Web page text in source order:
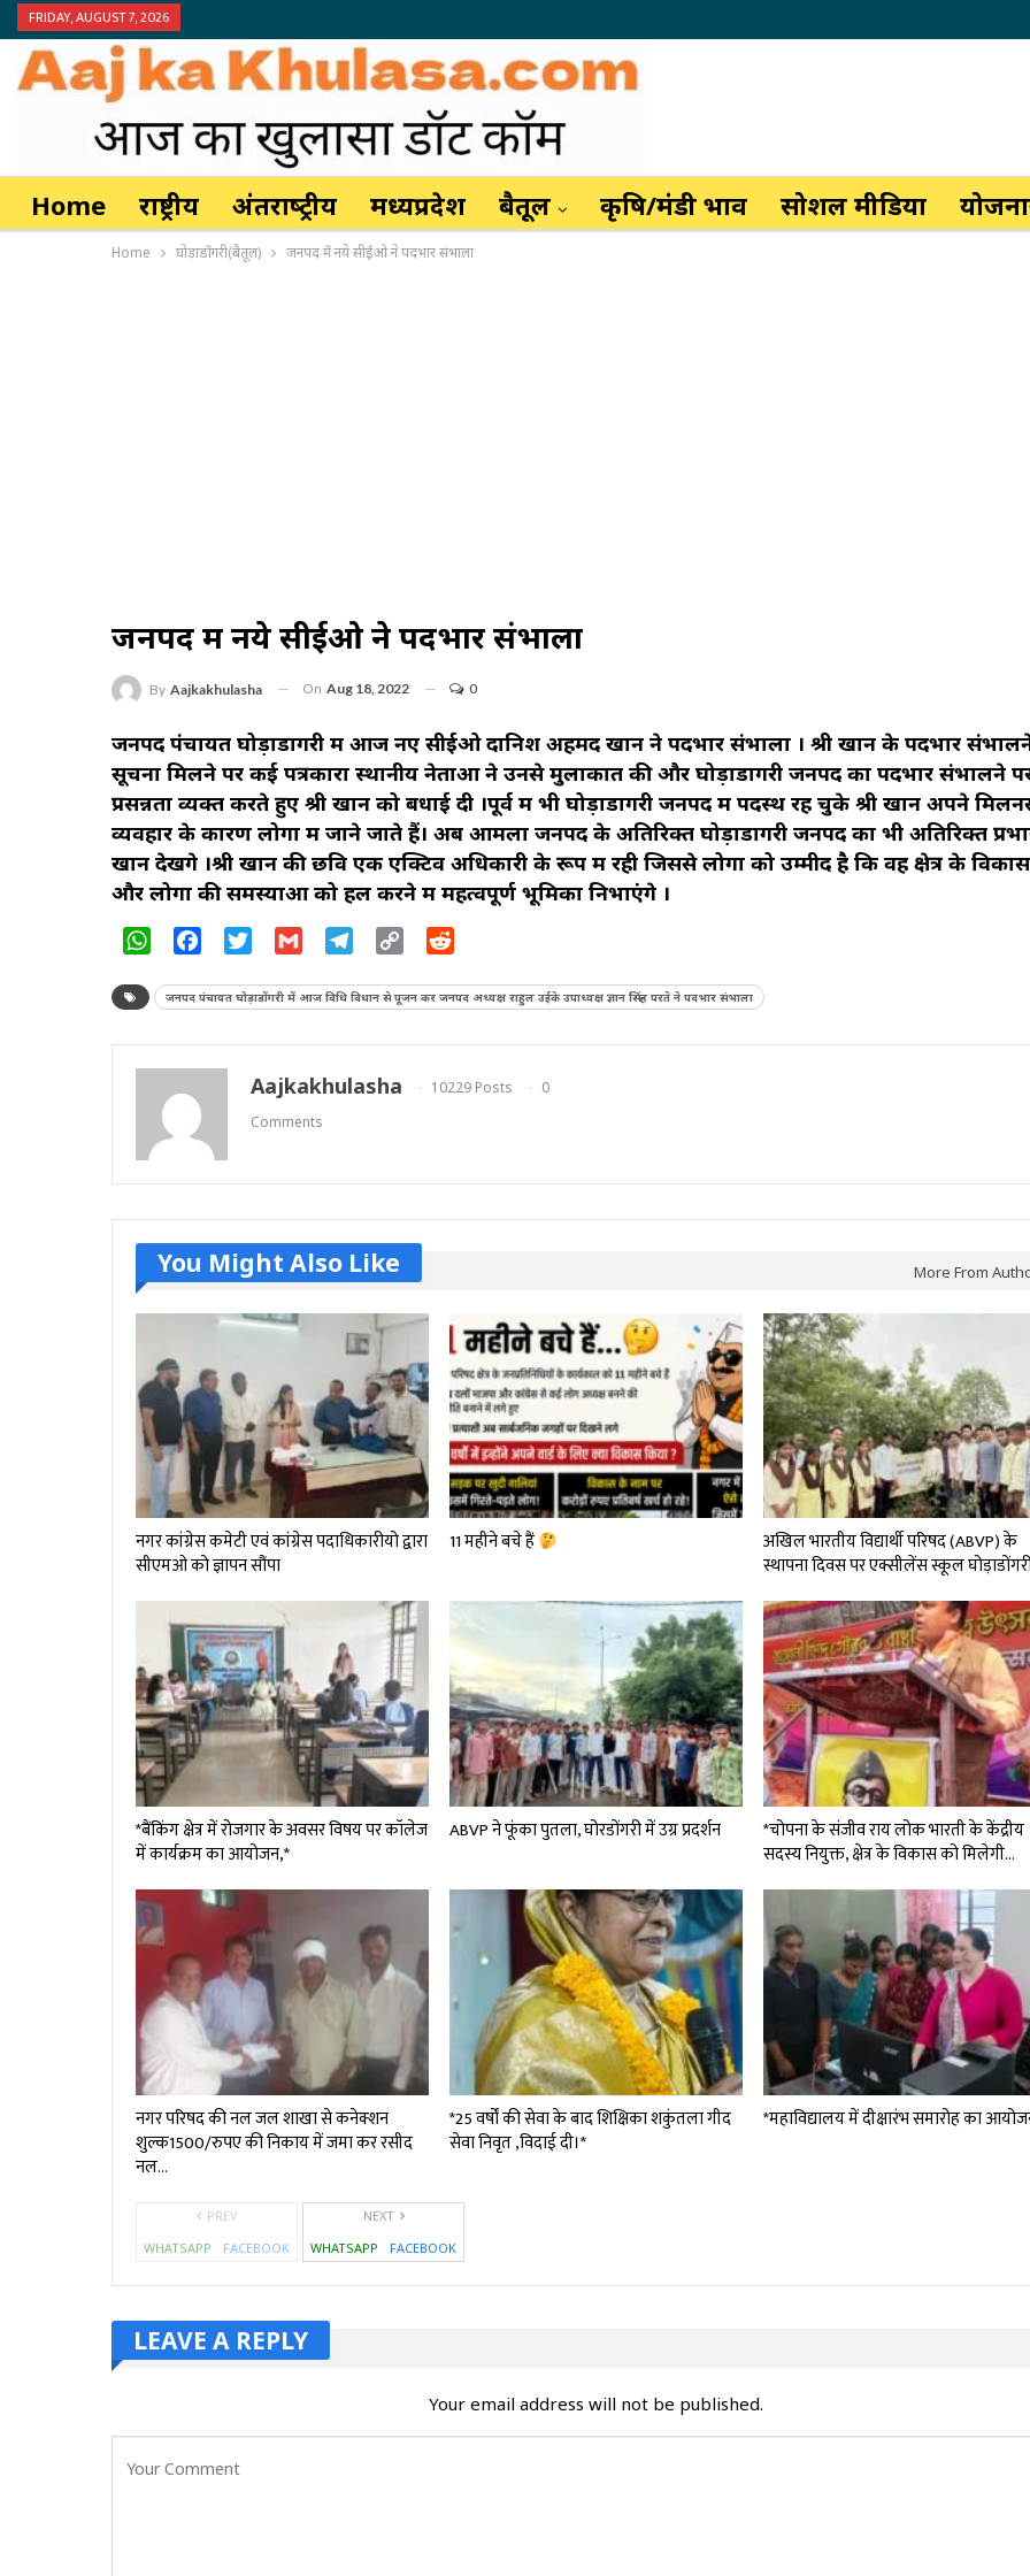
FRIDAY, AUGUST 7, 2026
Home राष्ट्रीय अंतर्राष्‍ट्रीय मध्यप्रदेश बैतूल कृषि/मंडी भाव सोशल मीडिया
Home घोड़ाडोंगरी(बैतूल) जनपद में नये सीईओ ने पदभार संभाला
जनपद में नये सीईओ ने पदभार संभाला
By Aajkakhulasha On Aug 18, 2022 0
जनपद पंचायत घोड़ाडोंगरी में आज नए सीईओ दानिश अहमद खान ने पदभार संभाला । श्री खान के पदभार
सूचना मिलने पर कई पत्रकारों स्थानीय नेताओं ने उनसे मुलाकात की और घोड़ाडोंगरी जनपद का पदभार संभालने
प्रसन्नता व्यक्त करते हुए श्री खान को बधाई दी ।पूर्व में भी घोड़ाडोंगरी जनपद में पदस्थ रह चुके श्री खान अपने
व्यवहार के कारण लोगों में जाने जाते हैं। अब आमला जनपद के अतिरिक्त घोड़ाडोंगरी जनपद का भी अतिरिक्त
खान देखेंगे ।श्री खान की छवि एक एक्टिव अधिकारी के रूप में रही जिससे लोगों को उम्मीद है कि वह क्षेत्र के
और लोगों की समस्याओं को हल करने में महत्वपूर्ण भूमिका निभाएंगे ।
WhatsAppFacebookTwitter Gmail Telegram
Copy
जनपद पंचायत घोड़ाडोंगरी में आज विधि विधान से पूजन कर जनपद अध्यक्ष राहुल उईके उपाध्यक्ष ज्ञान सिंह परते ने पदभार संभाला
Aajkakhulasha 10229 Posts
0
Comments
You Might Also Like More From
नगर कांग्रेस कमेटी एवं कांग्रेस पदाधिकारीयो द्वारा
सीएमओ को ज्ञापन सौंपा
11 महीने बचे हैं
अखिल भारतीय विद्यार्थी परिषद (ABVP) के
स्थापना दिवस पर एक्सीलेंस स्कूल
*बैंकिंग क्षेत्र में रोजगार के अवसर विषय पर कॉलेज
में कार्यक्रम का आयोजन,*
ABVP ने फूंका पुतला, घोरडोंगरी में उग्र प्रदर्शन
*चोपना के संजीव राय लोक भारती के केंद्रीय
सदस्य नियुक्त, क्षेत्र के विकास को मिलेगी…
नगर परिषद की नल जल शाखा से कनेक्शन
शुल्क₹1500/रुपए की निकाय में जमा कर रसीद
नल…
*25 वर्षों की सेवा के बाद शिक्षिका शकुंतला गीद
सेवा निवृत ,विदाई दी।*
*महाविद्यालय में दीक्षारंभ समारोह का
PREV
WHATSAPP
FACEBOOK
NEXT
WHATSAPP
FACEBOOK
LEAVE A REPLY
Your email address will not be published.